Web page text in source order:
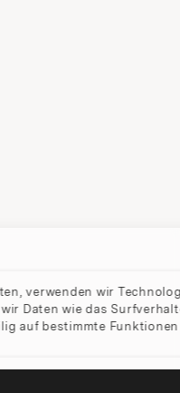
verwenden wir
Daten wie das
auf bestimmte